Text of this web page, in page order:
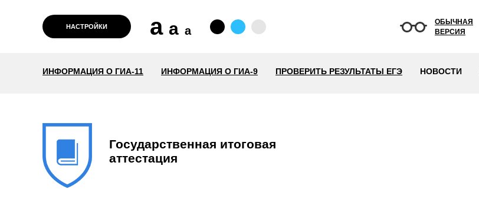
ОБЫЧНАЯ
ВЕРСИЯ
НАСТРОЙКИ a a a
ИНФОРМАЦИЯ О ГИА-11 ИНФОРМАЦИЯ О ГИА-9 ПРОВЕРИТЬ РЕЗУЛЬТАТЫ ЕГЭ НОВОСТИ
Государственная итоговая
аттестация